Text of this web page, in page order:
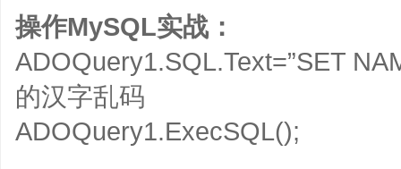
操作MySQL实战：
ADOQuery1.SQL.Text=”SET
的汉字乱码
ADOQuery1.ExecSQL();